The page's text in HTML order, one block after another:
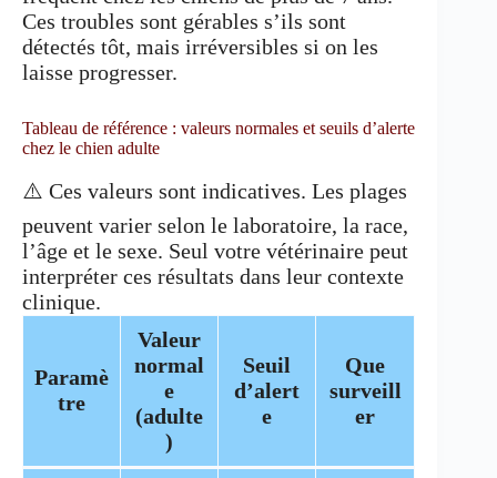
Ces troubles sont gérables s’ils sont
détectés tôt, mais irréversibles si on les
laisse progresser.
Tableau de référence : valeurs normales et seuils d’alerte
chez le chien adulte
⚠️ Ces valeurs sont indicatives. Les plages
peuvent varier selon le laboratoire, la race,
l’âge et le sexe. Seul votre vétérinaire peut
interpréter ces résultats dans leur contexte
clinique.
Paramè
tre
Valeur
normal
e
(adulte
)
Seuil
d’alert
e
Que
surveill
er